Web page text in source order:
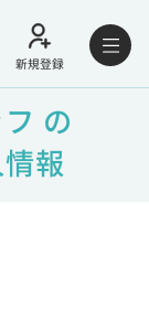
新規登録
の
報